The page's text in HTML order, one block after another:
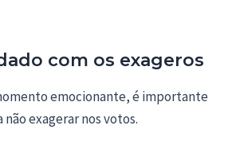
com os exageros
emocionante, é importante
exagerar nos votos.